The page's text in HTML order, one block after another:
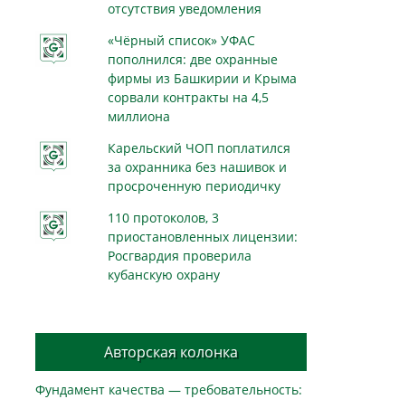
отсутствия уведомления
«Чёрный список» УФАС
пополнился: две охранные
фирмы из Башкирии и Крыма
сорвали контракты на 4,5
миллиона
Карельский ЧОП поплатился
за охранника без нашивок и
просроченную периодичку
110 протоколов, 3
приостановленных лицензии:
Росгвардия проверила
кубанскую охрану
Авторская колонка
Фундамент качества — требовательность: